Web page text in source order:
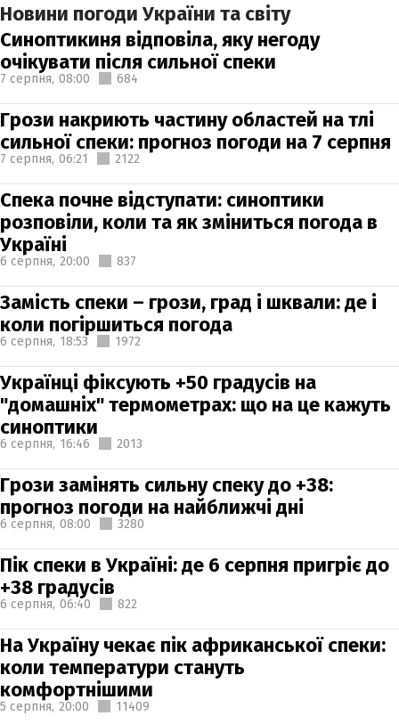
Новини погоди України та світу
Синоптикиня відповіла, яку негоду
очікувати після сильної спеки
7 серпня, 08:00 684
Грози накриють частину областей на тлі
сильної спеки: прогноз погоди на 7 серпня
7 серпня, 06:21 2122
Спека почне відступати: синоптики
розповіли, коли та як зміниться погода в
Україні
6 серпня, 20:00 837
Замість спеки – грози, град і шквали: де і
коли погіршиться погода
6 серпня, 18:53 1972
Українці фіксують +50 градусів на
"домашніх" термометрах: що на це кажуть
синоптики
6 серпня, 16:46 2013
Грози замінять сильну спеку до +38:
прогноз погоди на найближчі дні
6 серпня, 08:00 3280
Пік спеки в Україні: де 6 серпня пригріє до
+38 градусів
6 серпня, 06:40 822
На Україну чекає пік африканської спеки:
коли температури стануть
комфортнішими
5 серпня, 20:00 11409